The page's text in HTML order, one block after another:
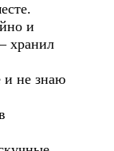
и
хранил
не знаю